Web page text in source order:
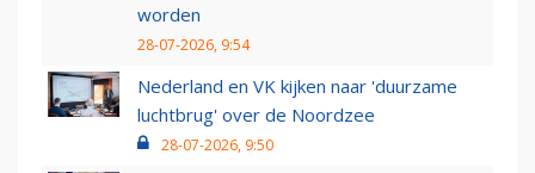
worden
28-07-2026, 9:54
Nederland en VK kijken naar 'duurzame
luchtbrug' over de Noordzee
28-07-2026, 9:50